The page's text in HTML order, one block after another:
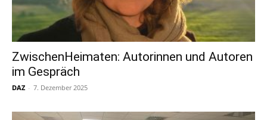
ZwischenHeimaten: Autorinnen und Autoren
im Gespräch
DAZ - 7. Dezember 2025